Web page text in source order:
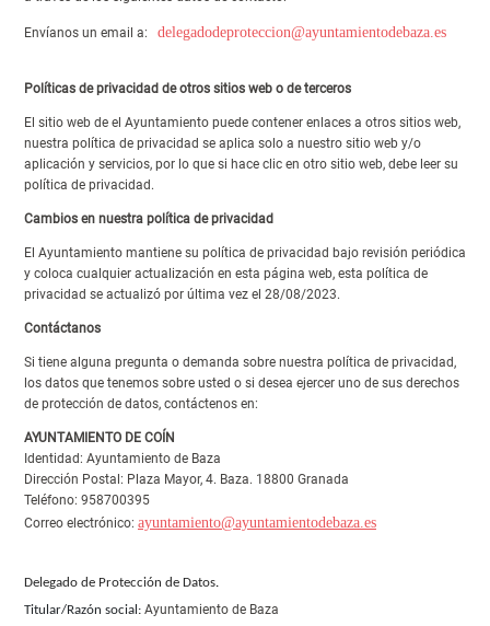
Envíanos un email a: delegadodeproteccion@ayuntamientodebaza.es
Políticas de privacidad de otros sitios web o de terceros
El sitio web de el Ayuntamiento puede contener enlaces a otros sitios web,
nuestra política de privacidad se aplica solo a nuestro sitio web y/o
aplicación y servicios, por lo que si hace clic en otro sitio web, debe leer su
política de privacidad.
Cambios en nuestra política de privacidad
El Ayuntamiento mantiene su política de privacidad bajo revisión periódica
y coloca cualquier actualización en esta página web, esta política de
privacidad se actualizó por última vez el 28/08/2023.
Contáctanos
Si tiene alguna pregunta o demanda sobre nuestra política de privacidad,
los datos que tenemos sobre usted o si desea ejercer uno de sus derechos
de protección de datos, contáctenos en:
AYUNTAMIENTO DE COÍN
Identidad: Ayuntamiento de Baza
Dirección Postal: Plaza Mayor, 4. Baza. 18800 Granada
Teléfono: 958700395
Correo electrónico: ayuntamiento@ayuntamientodebaza.es
Delegado de Protección de Datos.
Titular/Razón social: Ayuntamiento de Baza